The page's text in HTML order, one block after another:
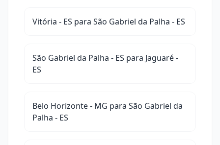
Vitória - ES para São Gabriel da Palha - ES
São Gabriel da Palha - ES para Jaguaré -
ES
Belo Horizonte - MG para São Gabriel da
Palha - ES